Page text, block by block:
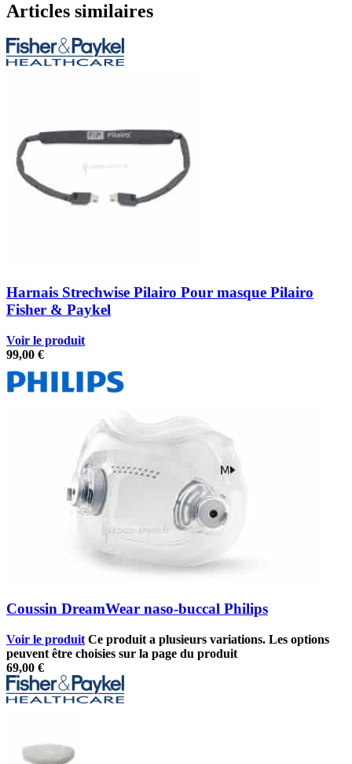
Articles similaires
Harnais Strechwise Pilairo Pour masque Pilairo
Fisher & Paykel
Voir le produit
99,00 €
Coussin DreamWear naso-buccal Philips
Voir le produit Ce produit a plusieurs variations. Les options
peuvent être choisies sur la page du produit
69,00 €